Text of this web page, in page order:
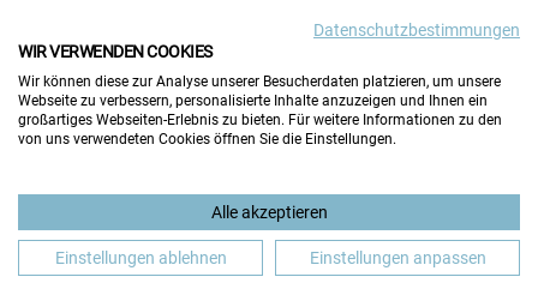
BERUFLICHE ORIENTIERUNG BEWERBUNG
Datenschutzbestimmungen
WIR VERWENDEN COOKIES
Wir können diese zur Analyse unserer Besucherdaten platzieren, um unsere
Webseite zu verbessern, personalisierte Inhalte anzuzeigen und Ihnen ein
großartiges Webseiten-Erlebnis zu bieten. Für weitere Informationen zu den
von uns verwendeten Cookies öffnen Sie die Einstellungen.
Alle akzeptieren
Einstellungen ablehnen Einstellungen anpassen